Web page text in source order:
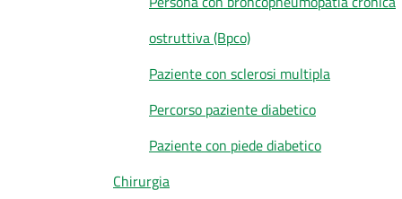
ostruttiva (Bpco)
Paziente con sclerosi multipla
Percorso paziente diabetico
Paziente con piede diabetico
Chirurgia